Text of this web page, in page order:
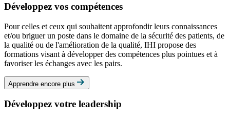
Développez vos compétences
Pour celles et ceux qui souhaitent approfondir leurs connaissances
et/ou briguer un poste dans le domaine de la sécurité des patients, de
la qualité ou de l'amélioration de la qualité, IHI propose des
formations visant à développer des compétences plus pointues et à
favoriser les échanges avec les pairs.
Apprendre encore plus
Développez votre leadership